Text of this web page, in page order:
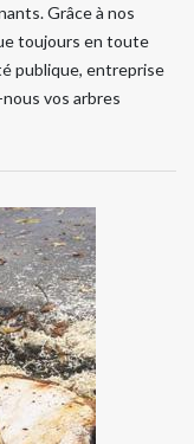
Grâce à nos
toujours en toute
publique, entreprise
vos arbres